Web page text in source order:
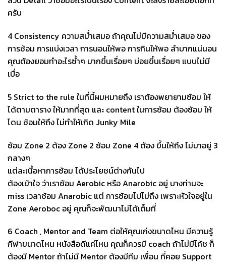
ครับ
4 Consistency ความสม่ำเสมอ ถ้าคุณไม่มีความสม่ำเสมอ ของ
การซ้อม การแบ่งเวลา การนอนให้พอ การกินให้พอ ลำบากแน่นอน
คุณต้องยอมทำอะไรซํ้าๆ มากขึ้นเรื่อยๆ บ่อยขึ้นเรื่อยๆ แบบไม่มี
เบื่อ
5 Strict to the rule ในที่นี้ผมหมายถึง เราต้องพยายามซ้อม ให้
ได้ตามตาราง ให้มากที่สุด และ content ในการซ้อม ต้องซ้อม ให้
โดน ซ้อมให้ถึง ไม่ทำให้เกิด Junky Mile
ซ้อม Zone 2 ต้อง Zone 2 ซ้อม Zone 4 ต้อง ขึ้นให้ถึง ไม่มาอยู่ 3
กลางๆ
แต่ละเนื้อหาการซ้อม ได้ประโยชน์ต่างกันไป
ต้องเข้าใจ ว่าเราซ้อม Aerobic หรือ Anarobic อยู่ บางท่านจะ
miss เวลาซ้อม Anarobic แต่ การซ้อมไปไม่ถึง เพราะหัวใจอยู่ใน
Zone Aeroboc อยู่ คุณก็จะพัฒนาไม่ได้เต็มที่
6 Coach , Mentor and Team ต่อให้คุณเก่งขนาดไหน มีความรู้
กีฬาขนาดไหน หนังสือดีแค่ไหน คุณก็ควรมี coach ถ้าไม่มีโค้ช ก็
ต้องมี Mentor ถ้าไม่มี Mentor ต้องมีทีม เพื่อน ที่คอย Support